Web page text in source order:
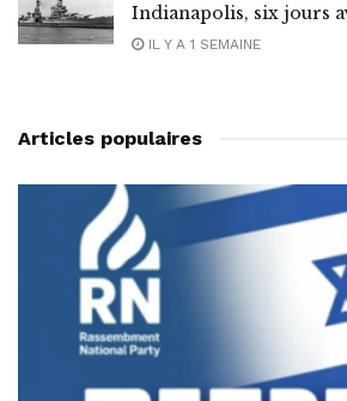
Indianapolis, six jours
IL Y A 1 SEMAINE
Articles populaires